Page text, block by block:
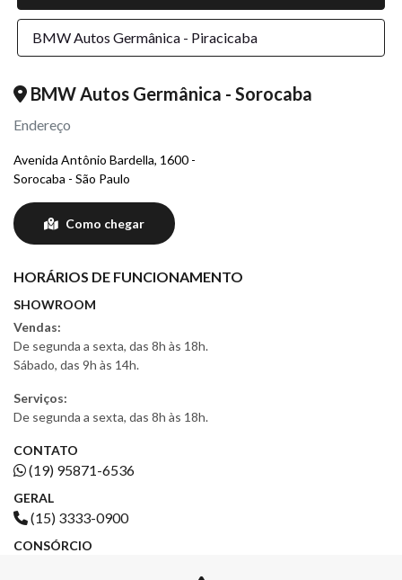
BMW Autos Germânica - Piracicaba
BMW Autos Germânica - Sorocaba
Endereço
Avenida Antônio Bardella, 1600 -
Sorocaba - São Paulo
Como chegar
HORÁRIOS DE FUNCIONAMENTO
SHOWROOM
Vendas:
De segunda a sexta, das 8h às 18h.
Sábado, das 9h às 14h.
Serviços:
De segunda a sexta, das 8h às 18h.
CONTATO
(19) 95871-6536
GERAL
(15) 3333-0900
CONSÓRCIO